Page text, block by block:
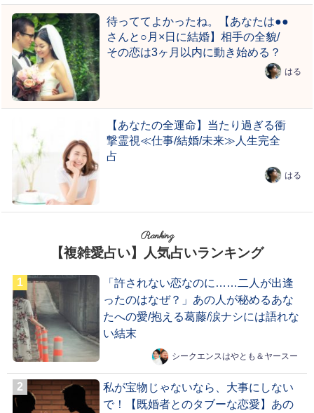
待っててよかったね。【あなたは●●
さんと○月×日に結婚】相手の全貌/
その恋は3ヶ月以内に動き始める？
はる
【あなたの全運命】当たり過ぎる衝
撃霊視≪仕事/結婚/未来≫人生完全
占
はる
Ranking
【複雑愛占い】人気占いランキング
「許されない恋なのに……二人が出逢
ったのはなぜ？」あの人が秘めるあな
たへの愛/抱える葛藤/涙ナシには語れな
い結末
シークエンスはやとも＆ヤースー
私が宝物じゃないなら、大事にしない
で！【既婚者とのタブーな恋愛】あの